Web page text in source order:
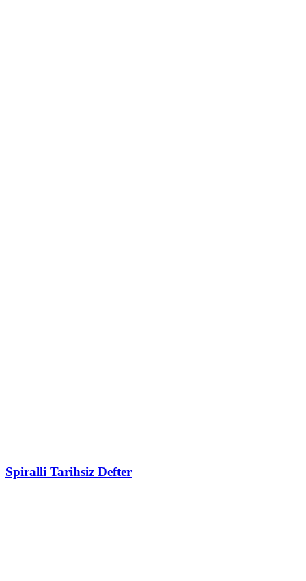
Spiralli Tarihsiz Defter